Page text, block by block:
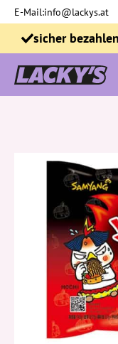
Zum
Inhalt
springen
E-Mail:info@lackys.at
sicher